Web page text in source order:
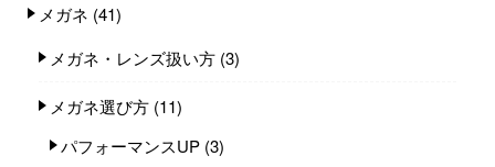
メガネ (41)
メガネ・レンズ扱い方 (3)
メガネ選び方 (11)
パフォーマンスUP (3)